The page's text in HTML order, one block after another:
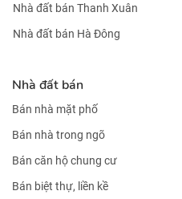
Nhà đất bán Thanh Xuân
Nhà đất bán Hà Đông
Nhà đất bán
Bán nhà mặt phố
Bán nhà trong ngõ
Bán căn hộ chung cư
Bán biệt thự, liền kề